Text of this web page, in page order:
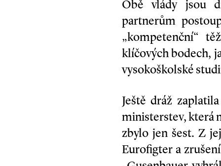
Obě vlády jsou
partnerům
„kompetenční“
klíčových bodech,
vysokoškolské
Ještě dráž
ministerstev, která
zbylo jen šest. Z
Eurofigter a